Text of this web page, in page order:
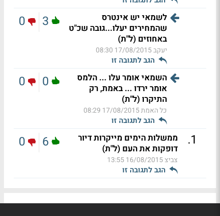
לשמאי יש אינטרס
שהמחירים יעלו...גובה שכ"ט
באחוזים (ל"ת)
יעקב17/08/2015 08:30
הגב לתגובה זו
3
0
השמאי אומר עלו ... הלמס
אומר ירדו ... באמת, רק
התיקרו (ל"ת)
כל האמת17/08/2015 08:29
הגב לתגובה זו
0
0
1
.
ממשלות הימים מייקרות דיור
דופקות את העם (ל"ת)
צביצ16/08/2015 13:55
הגב לתגובה זו
6
0